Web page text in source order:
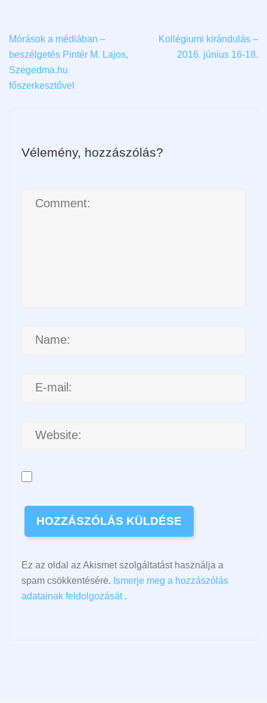
Mórások a médiában –
beszélgetés Pintér M. Lajos,
Szegedma.hu
főszerkesztővel
Kollégiumi kirándulás –
2016. június 16-18.
Vélemény, hozzászólás?
Ez az oldal az Akismet szolgáltatást használja a
spam csökkentésére. Ismerje meg a hozzászólás
adatainak feldolgozását.